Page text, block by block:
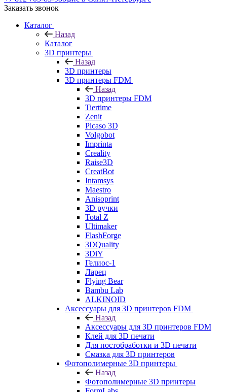
Заказать звонок
Каталог
Назад
Каталог
3D принтеры
Назад
3D принтеры
3D принтеры FDM
Назад
3D принтеры FDM
Tiertime
Zenit
Picaso 3D
Volgobot
Imprinta
Creality
Raise3D
CreatBot
Intamsys
Maestro
Anisoprint
3D ручки
Total Z
Ultimaker
FlashForge
3DQuality
3DiY
Гелиос-1
Ларец
Flying Bear
Bambu Lab
ALKINOID
Аксессуары для 3D принтеров FDM
Назад
Аксессуары для 3D принтеров FDM
Клей для 3D печати
Для постобработки и 3D печати
Смазка для 3D принтеров
Фотополимерные 3D принтеры
Назад
Фотополимерные 3D принтеры